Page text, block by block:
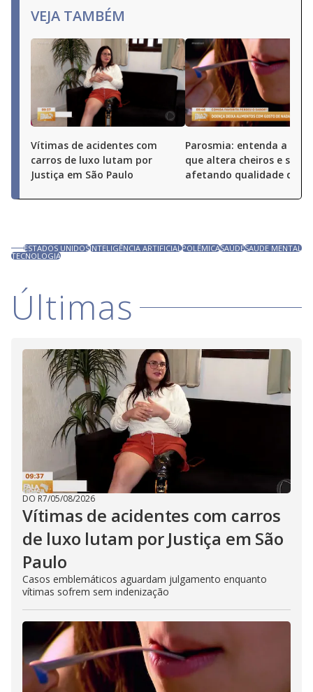
VEJA TAMBÉM
Vítimas de acidentes com
carros de luxo lutam por
Justiça em São Paulo
Parosmia: entenda a
que altera cheiros e
afetando qualidade de
ESTADOS UNIDOSINTELIGÊNCIA ARTIFICIALPOLÊMICASAÚDESAÚDE MENTAL
TECNOLOGIA
Últimas
DO R7/05/08/2026
Vítimas de acidentes com carros
de luxo lutam por Justiça em São
Paulo
Casos emblemáticos aguardam julgamento enquanto
vítimas sofrem sem indenização